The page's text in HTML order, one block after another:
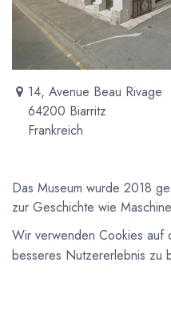
14, Avenue Beau Rivage
64200 Biarritz
Frankreich
Das Museum wurde 2018
zur Geschichte wie
ergänzt um Skulpturen aus
zur Degustation.
Kostenlose News - 1 Mal
Wir verwenden Cookies auf
besseres Nutzererlebnis zu